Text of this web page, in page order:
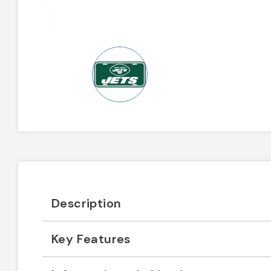
Description
Key Features